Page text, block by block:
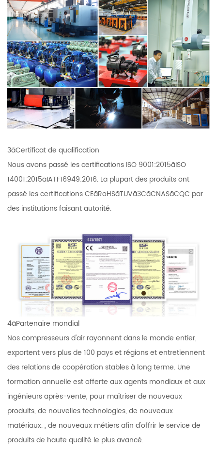
3ãCertificat de qualification
Nous avons passé les certifications ISO 9001:2015ãISO
14001:2015ãIATF16949:2016. La plupart des produits ont
passé les certifications CEãRoHSãTUVã3CãCNASãCQC par
des institutions faisant autorité.
4ãPartenaire mondial
Nos compresseurs d'air rayonnent dans le monde entier,
exportent vers plus de 100 pays et régions et entretiennent
des relations de coopération stables à long terme. Une
formation annuelle est offerte aux agents mondiaux et aux
ingénieurs après-vente, pour maîtriser de nouveaux
produits, de nouvelles technologies, de nouveaux
matériaux. , de nouveaux métiers afin d'offrir le service de
produits de haute qualité le plus avancé.